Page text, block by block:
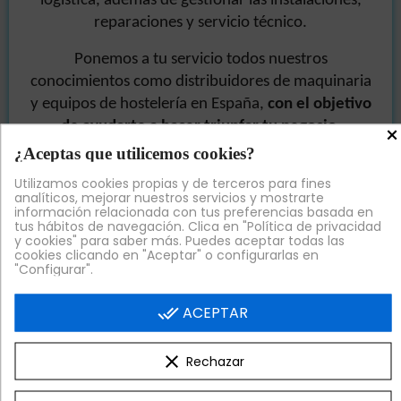
reparaciones y servicio técnico.
Ponemos a tu servicio todos nuestros
conocimientos como distribuidores de maquinaria
y equipos de hostelería en España, con el objetivo
de ayudarte a hacer triunfar tu negocio.
Verás que nuestra maquinaria ymenaje de cocina
procede de los mejores fabricantes y proveedores
nacionales y europeos, fruto de una exhaustiva
selección para que tu satisfacción esté asegurada.
Así, el rendimiento y la relación calidad precio
Te ayudamos a conseguir tus objetivos
profesionales: más de 1400 clientes en 7 años de
Hostelería UNO™
×
¿Aceptas que utilicemos cookies?
Utilizamos cookies propias y de terceros para fines
analíticos, mejorar nuestros servicios y mostrarte
información relacionada con tus preferencias basada en
tus hábitos de navegación. Clica en "Política de privacidad
y cookies" para saber más. Puedes aceptar todas las
cookies clicando en "Aceptar" o configurarlas en
"Configurar".
done_allACEPTAR
clear Rechazar